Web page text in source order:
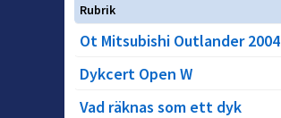
Rubrik
Ot Mitsubishi Outlander 2004
Dykcert Open W
Vad räknas som ett dyk